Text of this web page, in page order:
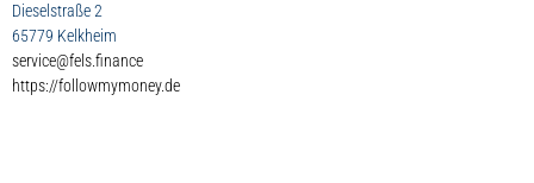
Dieselstraße 2
65779 Kelkheim
service@fels.finance
https://followmymoney.de